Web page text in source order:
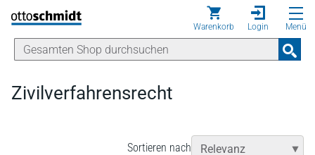
Direkt zum Inhalt
Warenkorb Login Menü
Zivilverfahrensrecht
Sortieren nach